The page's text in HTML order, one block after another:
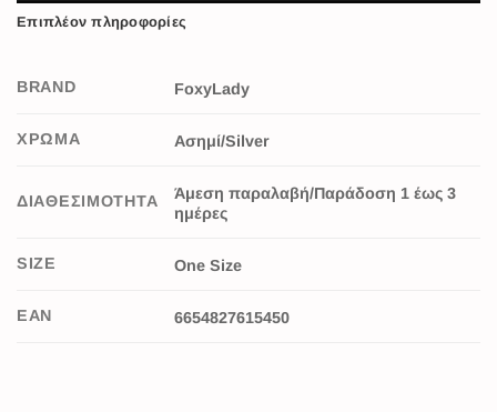
Επιπλέον πληροφορίες
BRAND FoxyLady
ΧΡΩΜΑ Ασημί/Silver
ΔΙΑΘΕΣΙΜΟΤΗΤΑ
Άμεση παραλαβή/Παράδοση 1 έως 3
ημέρες
SIZE One Size
EAN 6654827615450